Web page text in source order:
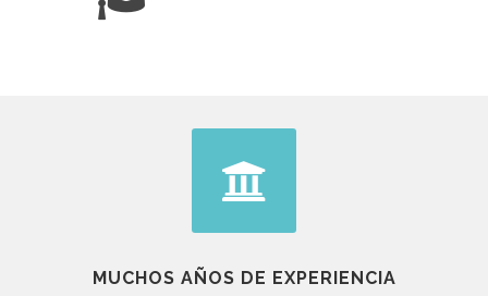
MUCHOS AÑOS DE EXPERIENCIA